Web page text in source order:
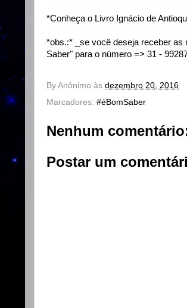
*Conheça o Livro Ignácio de
*obs.:* _se você deseja receber as
Saber" para o número => 31 -
By Anônimo às dezembro 20, 2016
Marcadores: #éBomSaber
Nenhum
Postar um